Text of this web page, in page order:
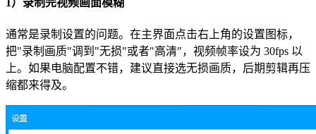
通常是录制设置的问题。在主界面点击右上角的设置图标，
把"录制画质"调到"无损"或者"高清"，视频帧率设为 30fps 以
上。如果电脑配置不错，建议直接选无损画质，后期剪辑再压
缩都来得及。